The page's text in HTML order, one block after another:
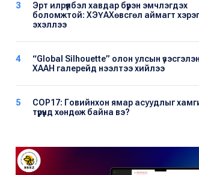
3
Эрт илрүүлбэл хавдар бүрэн эмчлэгдэх
боломжтой: ХЭҮА​Хөвсгөл аймагт
эхэллээ
4
“Global Silhouette” олон улсын үзэсгэлэн
ХААН галерейд нээлтээ хийлээ
5
COP17: Говийнхон ямар асуудлыг
түрүүнд хөндөж байна вэ?